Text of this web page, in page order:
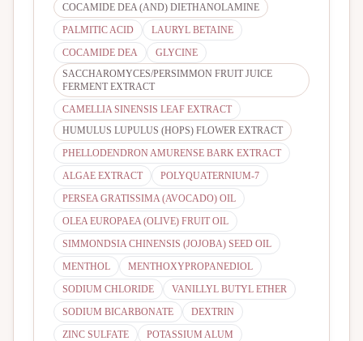
COCAMIDE DEA (AND) DIETHANOLAMINE
PALMITIC ACID
LAURYL BETAINE
COCAMIDE DEA
GLYCINE
SACCHAROMYCES/PERSIMMON FRUIT JUICE
FERMENT EXTRACT
CAMELLIA SINENSIS LEAF EXTRACT
HUMULUS LUPULUS (HOPS) FLOWER EXTRACT
PHELLODENDRON AMURENSE BARK EXTRACT
ALGAE EXTRACT
POLYQUATERNIUM-7
PERSEA GRATISSIMA (AVOCADO) OIL
OLEA EUROPAEA (OLIVE) FRUIT OIL
SIMMONDSIA CHINENSIS (JOJOBA) SEED OIL
MENTHOL
MENTHOXYPROPANEDIOL
SODIUM CHLORIDE
VANILLYL BUTYL ETHER
SODIUM BICARBONATE
DEXTRIN
ZINC SULFATE
POTASSIUM ALUM